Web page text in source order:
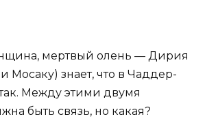
мертвый олень — Дирия
Мосаку) знает, что в Чаддер-
Между этими двумя
быть связь, но какая?